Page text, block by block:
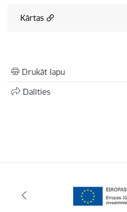
Kārtas
Drukāt lapu
Dalīties